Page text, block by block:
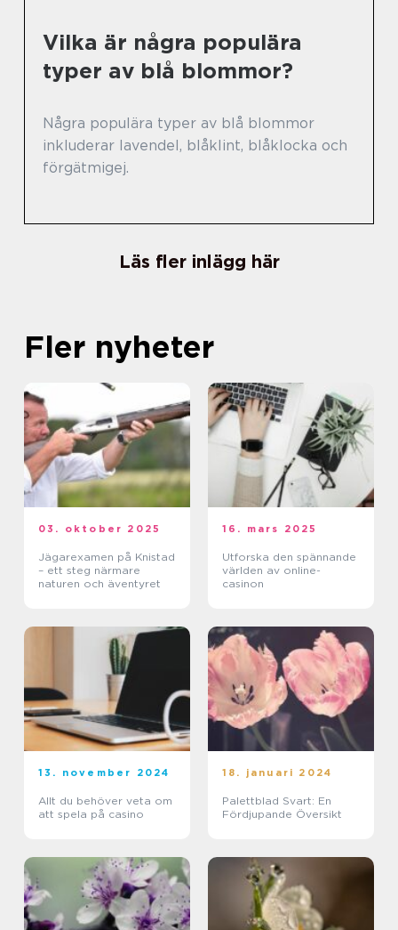
Vilka är några populära
typer av blå blommor?
Några populära typer av blå blommor
inkluderar lavendel, blåklint, blåklocka och
förgätmigej.
Läs fler inlägg här
Fler nyheter
03. oktober 2025
Jägarexamen på Knistad
– ett steg närmare
naturen och äventyret
16. mars 2025
Utforska den spännande
världen av online-
casinon
13. november 2024
Allt du behöver veta om
att spela på casino
18. januari 2024
Palettblad Svart: En
Fördjupande Översikt